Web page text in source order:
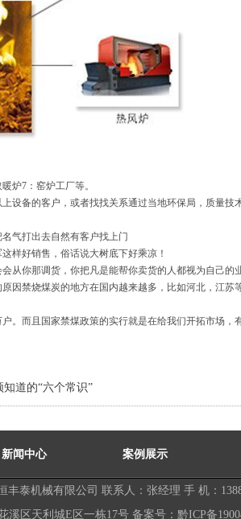
炉7：窑炉工厂等。
设备的客户，或者找找关系通过当地环保局，质量
气打出去自然有客户找上门
样好销售，俗话说大树底下好乘凉！
你那调货，你把凡是能帮你卖货的人都视为自己的
因禁烧煤炭的地方在国内越来越多，比如河北，江
。而且国家禁煤政策的实行就是在给我们开拓市场，
道的“六个常识”
新闻中心 案例展示
丰泰机械有限公司 联系人：张经理 手 机：
溪区天利城E区一栋17号 备案号： 黔ICP备